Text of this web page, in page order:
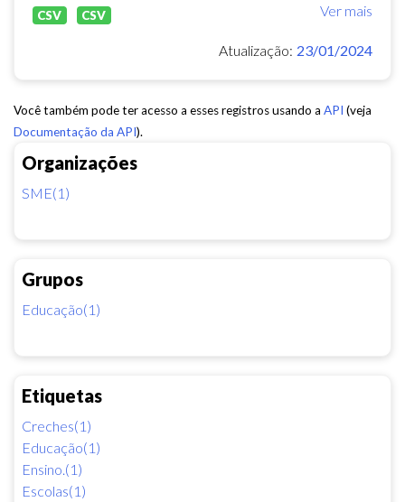
Organizações
SME(1)
Grupos
Educação(1)
Etiquetas
Creches(1)
Educação(1)
Ensino.(1)
Escolas(1)
Ver mais
CSV CSV
Atualização: 23/01/2024
Você também pode ter acesso a esses registros usando a API (veja
Documentação da API).